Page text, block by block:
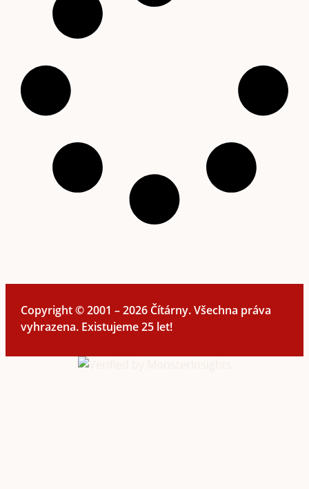
Copyright © 2001 – 2026 Čítárny. Všechna práva
vyhrazena. Existujeme 25 let!